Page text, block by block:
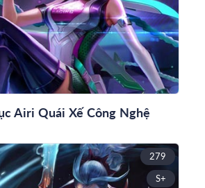
Airi Quái Xế Công Nghệ
279
S+